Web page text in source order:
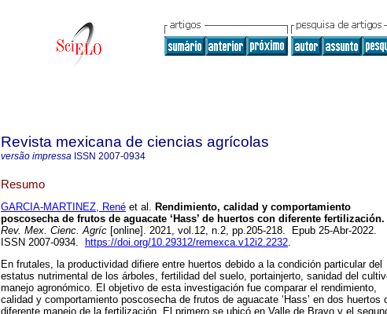
Revista mexicana de ciencias agrícolas
versão impressa ISSN 2007-0934
Resumo
GARCIA-MARTINEZ, René et al. Rendimiento, calidad y comportamiento
poscosecha de frutos de aguacate ‘Hass’ de huertos con diferente fertilización.
Rev. Mex. Cienc. Agríc [online]. 2021, vol.12, n.2, pp.205-218. Epub 25-Abr-2022.
ISSN 2007-0934.
https://doi.org/10.29312/remexca.v12i2.2232.
En frutales, la productividad difiere entre huertos debido a la condición particular del
estatus nutrimental de los árboles, fertilidad del suelo, portainjerto, sanidad del
manejo agronómico. El objetivo de esta investigación fue comparar el rendimiento,
calidad y comportamiento poscosecha de frutos de aguacate ‘Hass’ en dos huertos
diferente manejo de la fertilización. El primero se ubicó en Valle de Bravo y el